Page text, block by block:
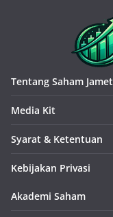
Tentang Saham Jamet
Media Kit
Syarat & Ketentuan
Kebijakan Privasi
Akademi Saham